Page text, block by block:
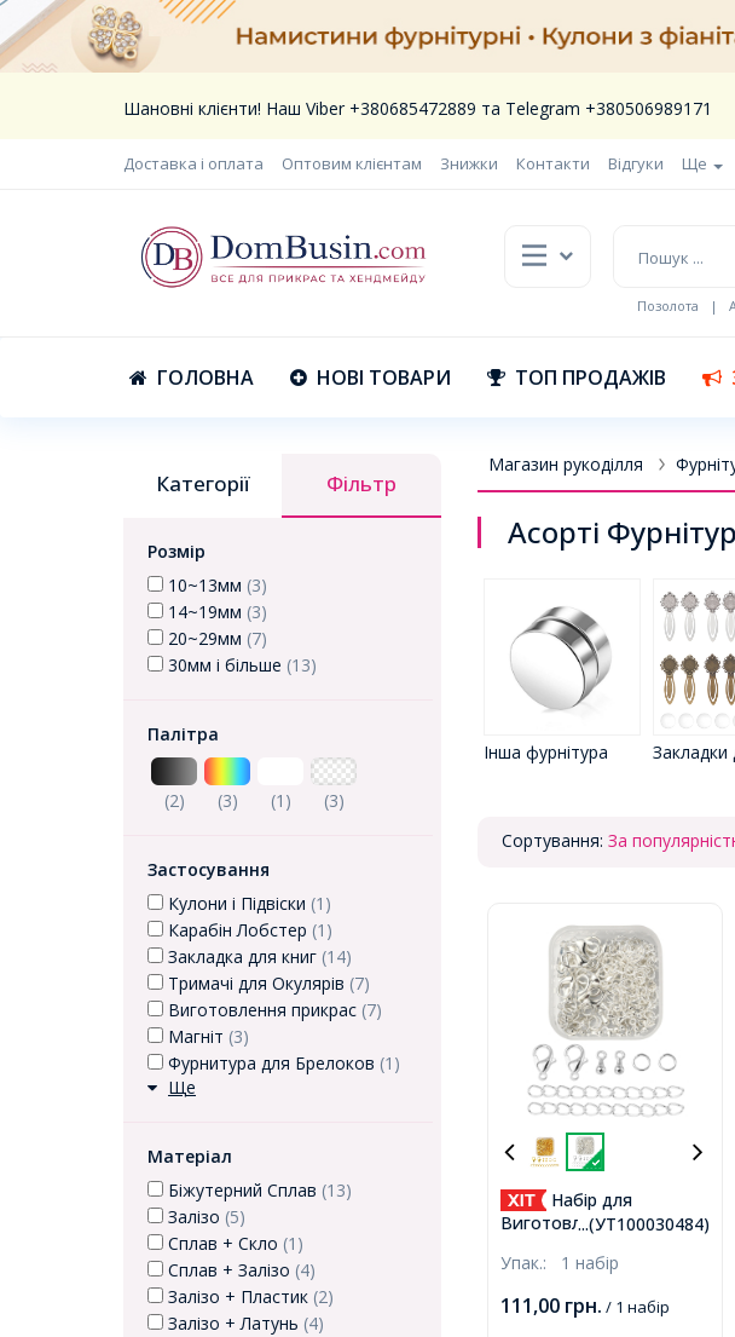
Шановні клієнти! Наш Viber +380685472889 та Telegram +380506989171
Доставка і оплата Оптовим клієнтам Знижки Контакти Відгуки Ще
Позолота |
ГОЛОВНА НОВІ ТОВАРИ ТОП ПРОДАЖІВ
Категорії Фільтр
Розмір
10~13мм (3)
14~19мм (3)
20~29мм (7)
30мм і більше (13)
Палітра
(2) (3) (1) (3)
Застосування
Кулони і Підвіски (1)
Карабін Лобстер (1)
Закладка для книг (14)
Тримачі для Окулярів (7)
Виготовлення прикрас (7)
Магніт (3)
Фурнитура для Брелоков (1)
Ще
Матеріал
Біжутерний Сплав (13)
Залізо (5)
Сплав + Скло (1)
Сплав + Залізо (4)
Залізо + Пластик (2)
Залізо + Латунь (4)
Магазин рукоділля
Асорті
Інша фурнітура Закладки
Сортування: За
...(УТ100030484)
Набір для
Виготовлення
Ланцюга, Залізо та
42х38х18мм, близько
Упак.: 1 набір
111,00 грн. / 1 набір